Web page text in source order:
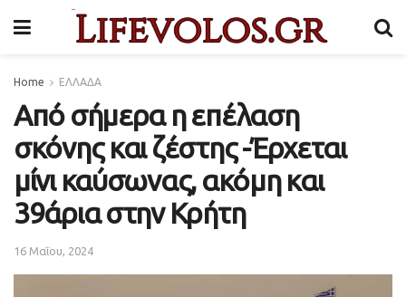
Home ΕΛΛΑΔΑ
Από σήμερα η επέλαση
σκόνης και ζέστης -Έρχεται
μίνι καύσωνας, ακόμη και
39άρια στην Κρήτη
16 Μαΐου, 2024